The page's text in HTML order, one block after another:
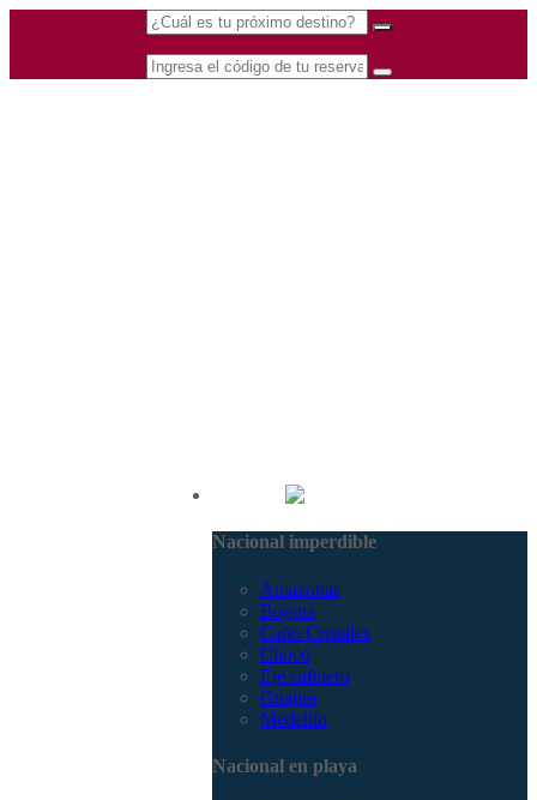
Nacional imperdible
Amazonas
Bogotá
Caño Cristales
Chocó
Eje cafetero
Guajira
Medellín
Nacional en playa